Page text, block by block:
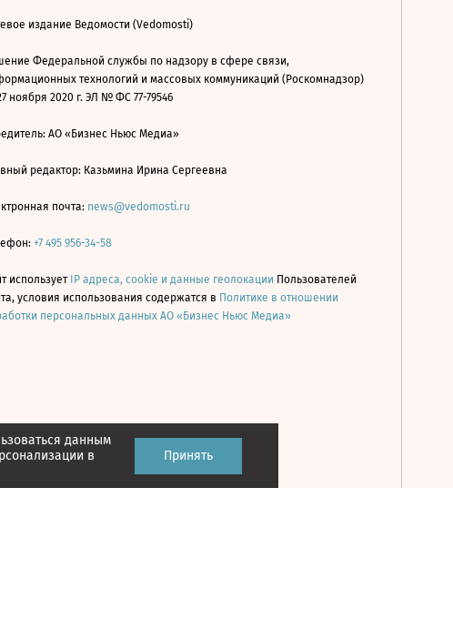
данным
в
Принять
издание Ведомости (Vedomosti)
Федеральной службы по надзору в сфере связи,
технологий и массовых коммуникаций (Роскомнадзор)
ноября 2020 г. ЭЛ № ФС 77-79546
АО «Бизнес Ньюс Медиа»
редактор: Казьмина Ирина Сергеевна
почта: news@vedomosti.ru
+7 495 956-34-58
использует IP адреса, cookie и данные геолокации Пользователей
условия использования содержатся в Политике в отношении
персональных данных АО «Бизнес Ньюс Медиа»